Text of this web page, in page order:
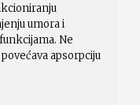
umora i
Ne
apsorpciju